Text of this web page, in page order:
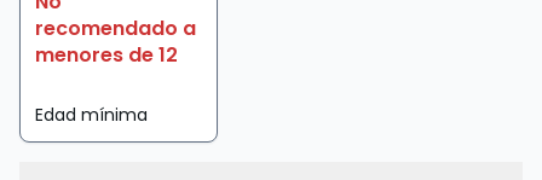
recomendado a
menores de 12
Edad mínima